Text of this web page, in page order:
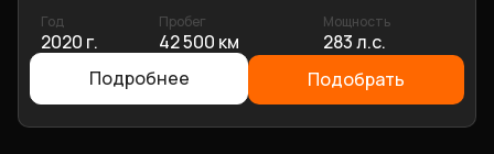
Год
2020 г.
Пробег
42 500 км
Мощность
283 л.с.
Подробнее
Подобрать